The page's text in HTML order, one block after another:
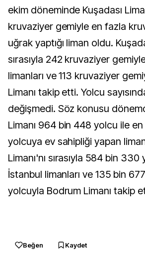
ekim döneminde Kuşadası
kruvaziyer gemiyle en fazla
uğrak yaptığı liman oldu.
sırasıyla 242 kruvaziyer
limanları ve 113 kruvaziyer
Limanı takip etti. Yolcu
değişmedi. Söz konusu
Limanı 964 bin 448 yolcu ile
yolcuya ev sahipliği yapan
Limanı'nı sırasıyla 584 bin 330
İstanbul limanları ve 135 bin
yolcuyla Bodrum Limanı takip
Beğen Kaydet